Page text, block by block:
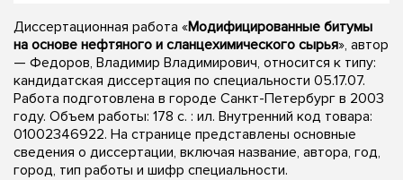
Диссертационная работа «Модифицированные битумы
на основе нефтяного и сланцехимического сырья», автор
— Федоров, Владимир Владимирович, относится к типу:
кандидатская диссертация по специальности 05.17.07.
Работа подготовлена в городе Санкт-Петербург в 2003
году. Объем работы: 178 с. : ил. Внутренний код товара:
01002346922. На странице представлены основные
сведения о диссертации, включая название, автора, год,
город, тип работы и шифр специальности.